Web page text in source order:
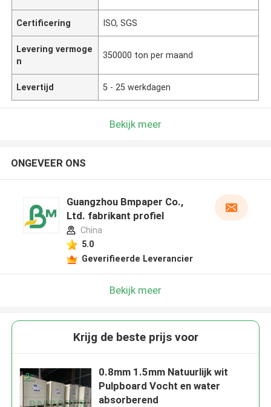
Certificering ISO, SGS
Levering vermoge
n
350000 ton per maand
Levertijd 5 - 25 werkdagen
Bekijk meer
ONGEVEER ONS
Guangzhou Bmpaper Co.,
Ltd. fabrikant profiel
China
5.0
Geverifieerde Leverancier
Bekijk meer
Krijg de beste prijs voor
0.8mm 1.5mm Natuurlijk wit
Pulpboard Vocht en water
absorberend